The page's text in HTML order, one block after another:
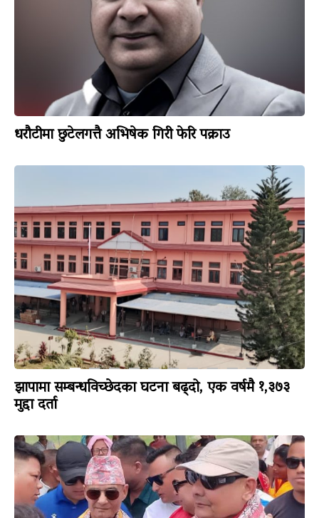
धरौटीमा छुटेलगत्तै अभिषेक गिरी फेरि पक्राउ
झापामा सम्बन्धविच्छेदका घटना बढ्दो, एक वर्षमै १,३७३
मुद्दा दर्ता